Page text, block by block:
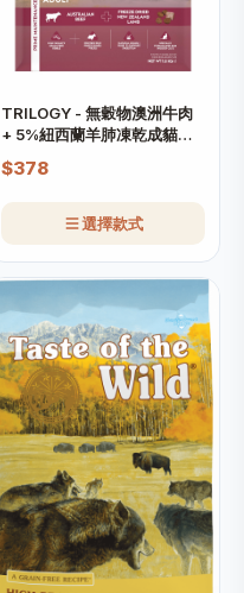
TRILOGY - 無穀物澳洲牛肉
+ 5%紐西蘭羊肺凍乾成貓糧
(需預訂)
$378
選擇款式